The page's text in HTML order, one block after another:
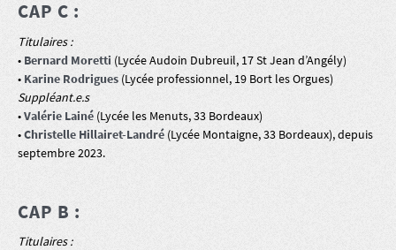
CAP C :
Titulaires :
• Bernard Moretti (Lycée Audoin Dubreuil, 17 St Jean d’Angély)
• Karine Rodrigues (Lycée professionnel, 19 Bort les Orgues)
Suppléant.e.s
•Valérie Lainé (Lycée les Menuts, 33 Bordeaux)
•Christelle Hillairet-Landré (Lycée Montaigne, 33 Bordeaux), depuis
septembre 2023.
CAP B :
Titulaires :